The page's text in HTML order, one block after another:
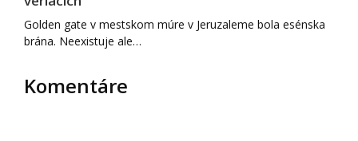
Golden gate v mestskom múre v Jeruzaleme bola esénska
brána. Neexistuje ale…
Komentáre